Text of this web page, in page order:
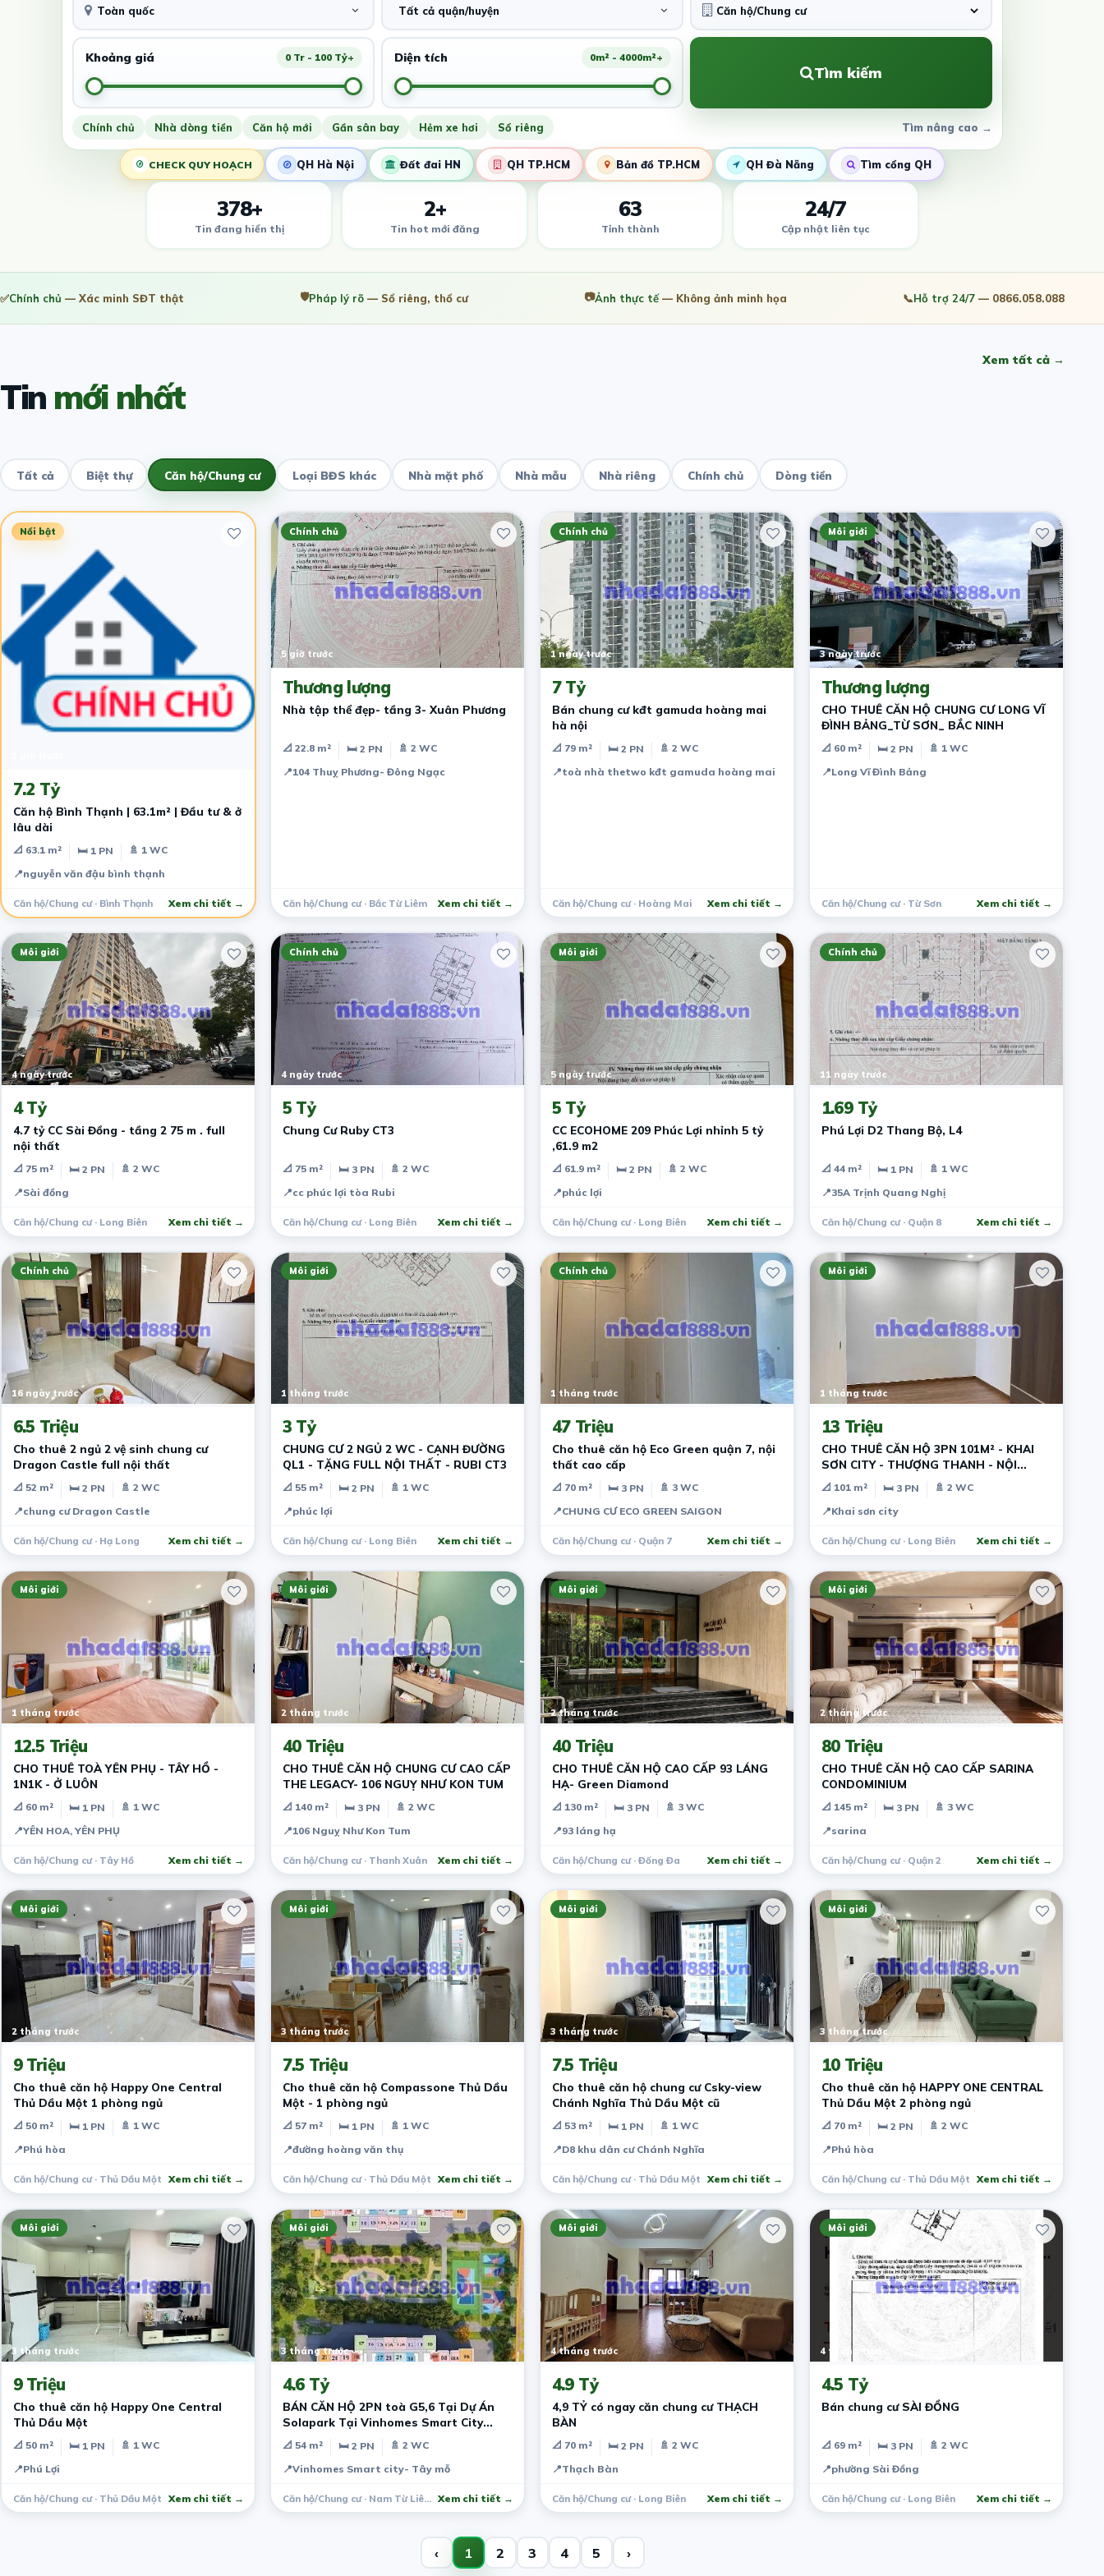
Toàn quốc Tất cả quận/huyện
Khoảng giá 0 Tr - 100 Tỷ+ Diện tích 0m² - 4000m²+
Tìm kiếm
Chính chủ Nhà dòng tiền Căn hộ mới Gần sân bay Hẻm xe hơi Sổ riêng Tìm nâng cao →
CHECK QUY HOẠCH QH Hà Nội Đất đai HN QH TP.HCM Bản đồ TP.HCM QH Đà Nẵng Tìm cổng QH
378+
Tin đang hiển thị
2+
Tin hot mới đăng
63
Tỉnh thành
24/7
Cập nhật liên tục
✅Chính chủ — Xác minh SĐT thật 🛡️Pháp lý rõ — Sổ riêng, thổ cư 📷Ảnh thực tế— Không ảnh minh họa 📞Hỗ trợ 24/7 — 0866.058.088
Tinmới nhất
Xem tất cả →
Tất cả Biệt thự Căn hộ/Chung cư Loại BĐS khác Nhà mặt phố Nhà mẫu Nhà riêng Chính chủ Dòng tiền
Nổi bật
7.2 Tỷ
Căn hộ Bình Thạnh | 63.1m² | Đầu tư & ở
lâu dài
📐 63.1 m² 🛏 1 PN
🚿 1 WC
📍nguyễn văn đậu bình thạnh
Căn hộ/Chung cư · Bình Thạnh Xem chi tiết →
Chính chủ
5 giờ trước
Thương lượng
Nhà tập thể đẹp- tầng 3- Xuân Phương
📐 22.8 m² 🛏 2 PN
🚿 2 WC
📍104 Thuỵ Phương- Đông Ngạc
Căn hộ/Chung cư · Bắc Từ Liêm Xem chi tiết →
Chính chủ
1 ngày trước
7 Tỷ
Bán chung cư kđt gamuda hoàng mai
hà nội
📐 79 m² 🛏 2 PN
🚿 2 WC
📍toà nhà thetwo kđt gamuda hoàng mai
Căn hộ/Chung cư · Hoàng Mai Xem chi tiết →
Môi giới
3 ngày trước
Thương lượng
CHO THUÊ CĂN HỘ CHUNG CƯ LONG VĨ
ĐÌNH BẢNG_TỪ SƠN_ BẮC NINH
📐 60 m² 🛏 2 PN
🚿 1 WC
📍Long Vĩ Đình Bảng
Căn hộ/Chung cư · Từ Sơn Xem chi tiết →
Môi giới
4 ngày trước
4 Tỷ
4.7 tỷ CC Sài Đồng - tầng 2 75 m . full
nội thất
📐 75 m² 🛏 2 PN
🚿 2 WC
📍Sài đồng
Căn hộ/Chung cư · Long Biên Xem chi tiết →
Chính chủ
4 ngày trước
5 Tỷ
Chung Cư Ruby CT3
📐 75 m² 🛏 3 PN
🚿 2 WC
📍cc phúc lợi tòa Rubi
Căn hộ/Chung cư · Long Biên Xem chi tiết →
Môi giới
5 ngày trước
5 Tỷ
CC ECOHOME 209 Phúc Lợi nhỉnh 5 tỷ
,61.9 m2
📐 61.9 m² 🛏 2 PN
🚿 2 WC
📍phúc lợi
Căn hộ/Chung cư · Long Biên Xem chi tiết →
Chính chủ
11 ngày trước
1.69 Tỷ
Phú Lợi D2 Thang Bộ, L4
📐 44 m² 🛏 1 PN
🚿 1 WC
📍35A Trịnh Quang Nghị
Căn hộ/Chung cư · Quận 8 Xem chi tiết →
Chính chủ
16 ngày trước
6.5 Triệu
Cho thuê 2 ngủ 2 vệ sinh chung cư
Dragon Castle full nội thất
📐 52 m² 🛏 2 PN
🚿 2 WC
📍chung cư Dragon Castle
Căn hộ/Chung cư · Hạ Long Xem chi tiết →
Môi giới
1 tháng trước
3 Tỷ
CHUNG CƯ 2 NGỦ 2 WC - CẠNH ĐƯỜNG
QL1 - TẶNG FULL NỘI THẤT - RUBI CT3
📐 55 m² 🛏 2 PN
🚿 1 WC
📍phúc lợi
Căn hộ/Chung cư · Long Biên Xem chi tiết →
Chính chủ
1 tháng trước
47 Triệu
Cho thuê căn hộ Eco Green quận 7, nội
thất cao cấp
📐 70 m² 🛏 3 PN
🚿 3 WC
📍CHUNG CƯ ECO GREEN SAIGON
Căn hộ/Chung cư · Quận 7 Xem chi tiết →
Môi giới
1 tháng trước
13 Triệu
CHO THUÊ CĂN HỘ 3PN 101M² - KHAI
SƠN CITY - THƯỢNG THANH - NỘI
THẤT CƠ BẢN
📐 101 m² 🛏 3 PN
🚿 2 WC
📍Khai sơn city
Căn hộ/Chung cư · Long Biên Xem chi tiết →
Môi giới
1 tháng trước
12.5 Triệu
CHO THUÊ TOÀ YÊN PHỤ - TÂY HỒ -
1N1K - Ở LUÔN
📐 60 m² 🛏 1 PN
🚿 1 WC
📍YÊN HOA, YÊN PHỤ
Căn hộ/Chung cư · Tây Hồ Xem chi tiết →
Môi giới
2 tháng trước
40 Triệu
CHO THUÊ CĂN HỘ CHUNG CƯ CAO CẤP
THE LEGACY- 106 NGUỴ NHƯ KON TUM
📐 140 m² 🛏 3 PN
🚿 2 WC
📍106 Nguỵ Như Kon Tum
Căn hộ/Chung cư · Thanh Xuân Xem chi tiết →
Môi giới
2 tháng trước
40 Triệu
CHO THUÊ CĂN HỘ CAO CẤP 93 LÁNG
HẠ- Green Diamond
📐 130 m² 🛏 3 PN
🚿 3 WC
📍93 láng hạ
Căn hộ/Chung cư · Đống Đa Xem chi tiết →
Môi giới
2 tháng trước
80 Triệu
CHO THUÊ CĂN HỘ CAO CẤP SARINA
CONDOMINIUM
📐 145 m² 🛏 3 PN
🚿 3 WC
📍sarina
Căn hộ/Chung cư · Quận 2 Xem chi tiết →
Môi giới
2 tháng trước
9 Triệu
Cho thuê căn hộ Happy One Central
Thủ Dầu Một 1 phòng ngủ
📐 50 m² 🛏 1 PN
🚿 1 WC
📍Phú hòa
Căn hộ/Chung cư · Thủ Dầu Một Xem chi tiết →
Môi giới
3 tháng trước
7.5 Triệu
Cho thuê căn hộ Compassone Thủ Dầu
Một - 1 phòng ngủ
📐 57 m² 🛏 1 PN
🚿 1 WC
📍đường hoàng văn thụ
Căn hộ/Chung cư · Thủ Dầu Một Xem chi tiết →
Môi giới
3 tháng trước
7.5 Triệu
Cho thuê căn hộ chung cư Csky-view
Chánh Nghĩa Thủ Dầu Một cũ
📐 53 m² 🛏 1 PN
🚿 1 WC
📍D8 khu dân cư Chánh Nghĩa
Căn hộ/Chung cư · Thủ Dầu Một Xem chi tiết →
Môi giới
3 tháng trước
10 Triệu
Cho thuê căn hộ HAPPY ONE CENTRAL
Thủ Dầu Một 2 phòng ngủ
📐 70 m² 🛏 2 PN
🚿 2 WC
📍Phú hòa
Căn hộ/Chung cư · Thủ Dầu Một Xem chi tiết →
Môi giới
3 tháng trước
9 Triệu
Cho thuê căn hộ Happy One Central
Thủ Dầu Một
📐 50 m² 🛏 1 PN
🚿 1 WC
📍Phú Lợi
Căn hộ/Chung cư · Thủ Dầu Một Xem chi tiết →
Môi giới
3 tháng trước
4.6 Tỷ
BÁN CĂN HỘ 2PN toà G5,6 Tại Dự Án
Solapark Tại Vinhomes Smart City
CHÍNH CHỦ BÁN
📐 54 m² 🛏 2 PN
🚿 2 WC
📍Vinhomes Smart city- Tây mỗ
Căn hộ/Chung cư · Nam Từ Liêm Xem chi tiết →
Môi giới
4 tháng trước
4.9 Tỷ
4,9 TỶ có ngay căn chung cư THẠCH
BÀN
📐 70 m² 🛏 2 PN
🚿 2 WC
📍Thạch Bàn
Căn hộ/Chung cư · Long Biên Xem chi tiết →
Môi giới
4 tháng trước
4.5 Tỷ
Bán chung cư SÀI ĐỒNG
📐 69 m² 🛏 3 PN
🚿 2 WC
📍phường Sài Đồng
Căn hộ/Chung cư · Long Biên Xem chi tiết →
‹ 1 2 3 4 5 ›